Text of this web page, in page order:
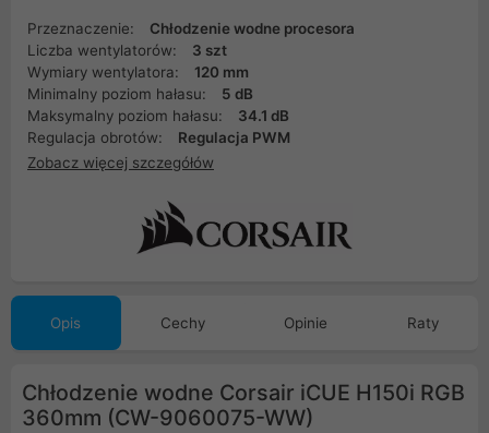
Przeznaczenie:
Chłodzenie wodne procesora
Liczba wentylatorów:
3 szt
Wymiary wentylatora:
120 mm
Minimalny poziom hałasu:
5 dB
Maksymalny poziom hałasu:
34.1 dB
Regulacja obrotów:
Regulacja PWM
Zobacz więcej szczegółów
Opis Cechy Opinie Raty
Chłodzenie wodne Corsair iCUE H150i RGB
360mm (CW-9060075-WW)